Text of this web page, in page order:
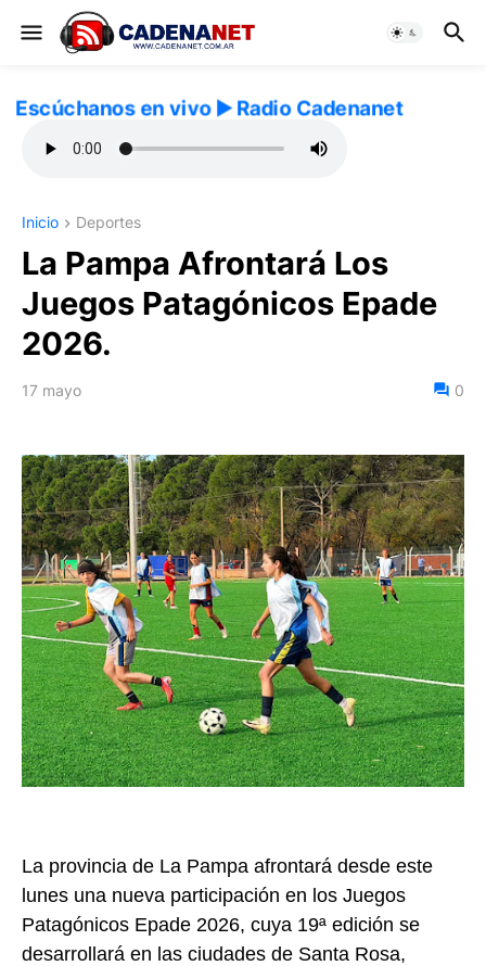
Escúchanos en vivo ▶️ Radio Cadenanet
Inicio Deportes
La Pampa Afrontará Los
Juegos Patagónicos Epade
2026.
17 mayo 0
La provincia de La Pampa afrontará desde este
lunes una nueva participación en los Juegos
Patagónicos Epade 2026, cuya 19ª edición se
desarrollará en las ciudades de Santa Rosa,